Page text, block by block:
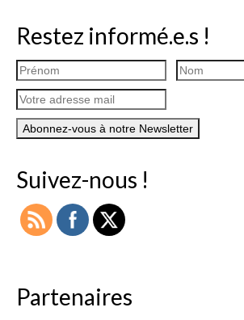
Restez informé.e.s !
Suivez-nous !
Partenaires